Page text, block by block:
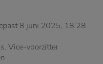
8 juni 2025, 18.28
Vice-voorzitter